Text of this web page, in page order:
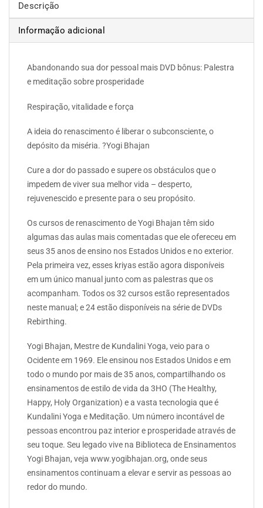
Descrição
Informação adicional
Abandonando sua dor pessoal mais DVD bônus: Palestra
e meditação sobre prosperidade
Respiração, vitalidade e força
A ideia do renascimento é liberar o subconsciente, o
depósito da miséria. ?Yogi Bhajan
Cure a dor do passado e supere os obstáculos que o
impedem de viver sua melhor vida – desperto,
rejuvenescido e presente para o seu propósito.
Os cursos de renascimento de Yogi Bhajan têm sido
algumas das aulas mais comentadas que ele ofereceu em
seus 35 anos de ensino nos Estados Unidos e no exterior.
Pela primeira vez, esses kriyas estão agora disponíveis
em um único manual junto com as palestras que os
acompanham. Todos os 32 cursos estão representados
neste manual; e 24 estão disponíveis na série de DVDs
Rebirthing.
Yogi Bhajan, Mestre de Kundalini Yoga, veio para o
Ocidente em 1969. Ele ensinou nos Estados Unidos e em
todo o mundo por mais de 35 anos, compartilhando os
ensinamentos de estilo de vida da 3HO (The Healthy,
Happy, Holy Organization) e a vasta tecnologia que é
Kundalini Yoga e Meditação. Um número incontável de
pessoas encontrou paz interior e prosperidade através de
seu toque. Seu legado vive na Biblioteca de Ensinamentos
Yogi Bhajan, veja www.yogibhajan.org, onde seus
ensinamentos continuam a elevar e servir as pessoas ao
redor do mundo.